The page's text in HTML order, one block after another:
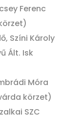
Ferenc
Színi Károly
Ált. Isk
Móra
körzet)
SZC